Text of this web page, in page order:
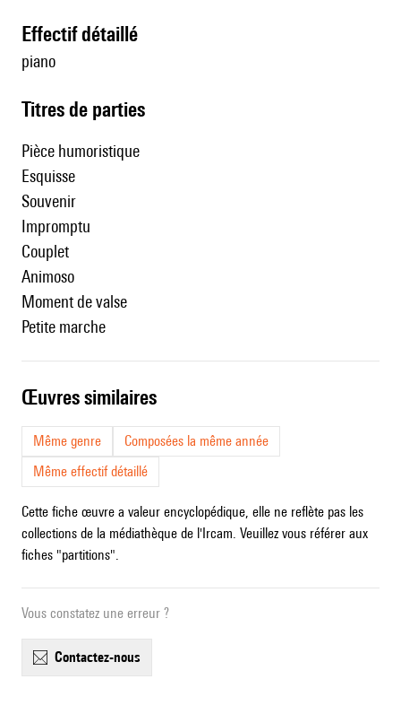
effectif détaillé
piano
Titres de parties
Pièce humoristique
Esquisse
Souvenir
Impromptu
Couplet
Animoso
Moment de valse
Petite marche
œuvres similaires
Même genre
Composées la même année
Même effectif détaillé
Cette fiche œuvre a valeur encyclopédique, elle ne reflète pas les
collections de la médiathèque de l'Ircam. Veuillez vous référer aux
fiches "partitions".
Vous constatez une erreur ?
contactez-nous